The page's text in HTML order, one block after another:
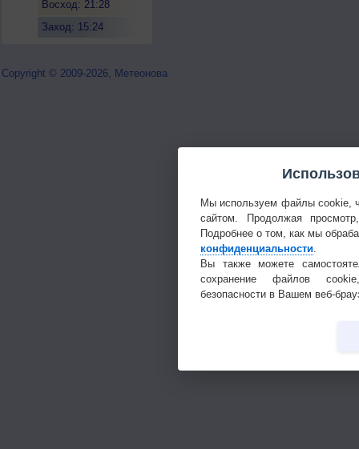
Восход: 21:28
Заход: 15:24
Copyright © 2009-2026, Метеонова
Мы используем файлы cookie,
сайтом. Продолжая
Подробнее о том, как мы
конфиденциальности
Вы также можете
сохранение файлов
безопасности в Вашем веб-